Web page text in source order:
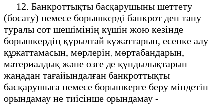
12. Банкроттықты басқарушыны шеттету
(босату) немесе борышкерді банкрот деп тану
туралы сот шешімінің күшін жою кезінде
борышкердің құрылтай құжаттарын, есепке алу
құжаттамасын, мөрлерін, мөртабандарын,
материалдық және өзге де құндылықтарын
жаңадан тағайындалған банкроттықты
басқарушыға немесе борышкерге беру міндетін
орындамау не тиісінше орындамау -